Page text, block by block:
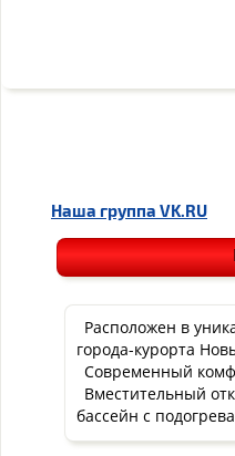
Наша группа VK.RU
Расположен в
города-курорта
Современный
Вместительный
бассейн с